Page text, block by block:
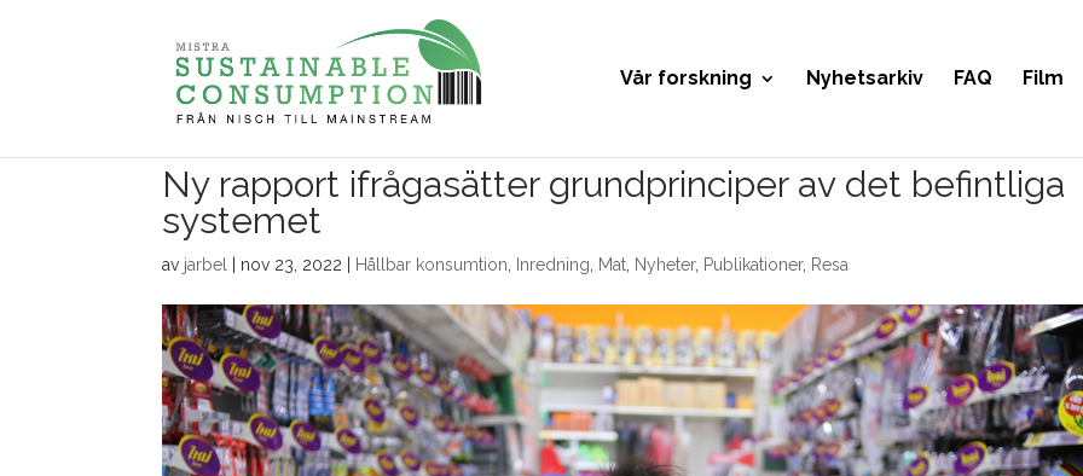
Vår forskning Nyhetsarkiv FAQ Film
Ny rapport ifrågasätter grundprinciper av det befintliga
systemet
av jarbel nov 23, 2022 Hållbar konsumtion Inredning Mat Nyheter, Publikationer, Resa